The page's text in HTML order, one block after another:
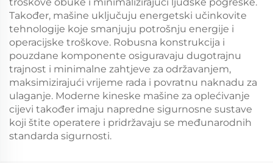
Također, mašine uključuju energetski učinkovite
tehnologije koje smanjuju potrošnju energije i
operacijske troškove. Robusna konstrukcija i
pouzdane komponente osiguravaju dugotrajnu
trajnost i minimalne zahtjeve za održavanjem,
maksimizirajući vrijeme rada i povratnu naknadu za
ulaganje. Moderne kineske mašine za oplećivanje
cijevi također imaju napredne sigurnosne sustave
koji štite operatere i pridržavaju se međunarodnih
standarda sigurnosti.